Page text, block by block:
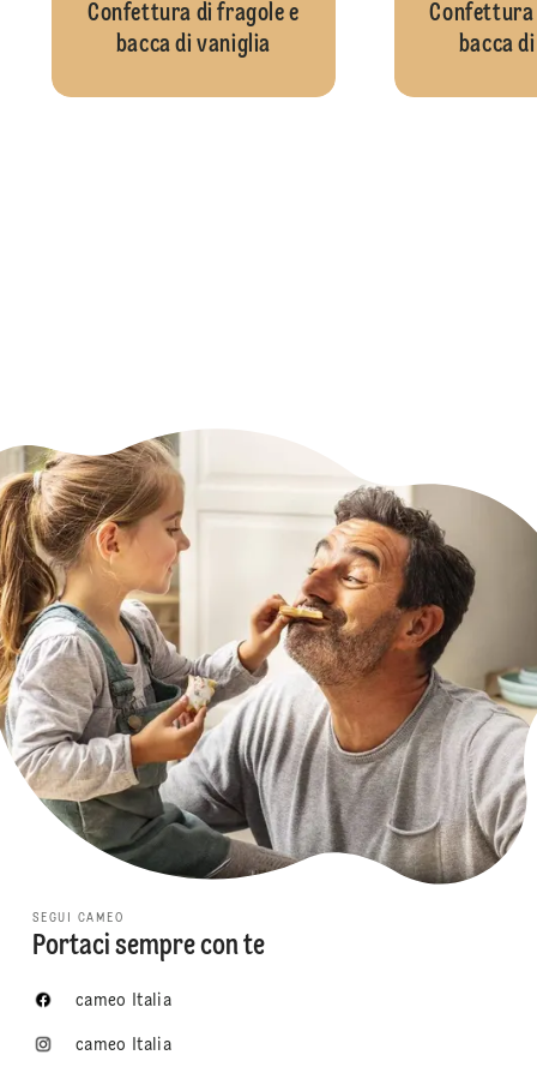
Confettura di fragole e
bacca di vaniglia
Confettura
bacca
SEGUI CAMEO
Portaci sempre con te
cameo Italia
cameo Italia